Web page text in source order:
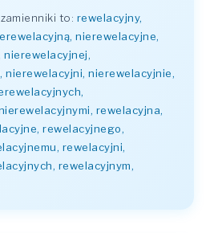
to: rewelacyjny,
nierewelacyjne,
nierewelacyjni, nierewelacyjnie,
rewelacyjna,
rewelacyjnego,
rewelacyjni,
rewelacyjnym,